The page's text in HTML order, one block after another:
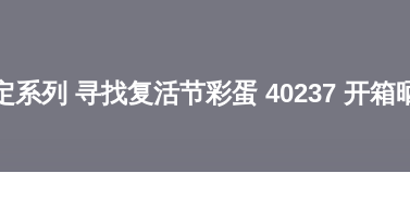
系列 寻找复活节彩蛋 40237 开箱